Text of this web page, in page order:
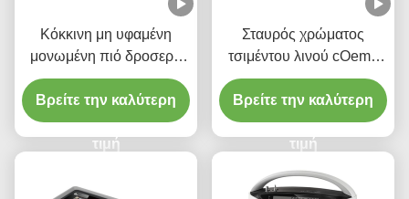
Κόκκινη μη υφαμένη
μονωμένη πιό δροσερή
Tote Rosh τσάντα Eco για
την αποθήκευση
Βρείτε την καλύτερη
τιμή
Σταυρός χρώματος
τσιμέντου λινού cOem -
εκτύπωση μεταφοράς
θερμότητας τσαντών
μεσημεριανού γεύματος
σωμάτων
Βρείτε την καλύτερη
τιμή